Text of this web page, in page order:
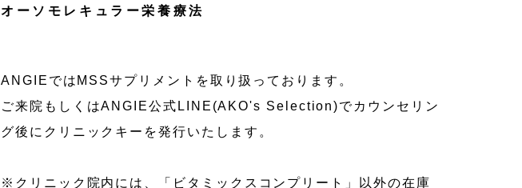
オーソモレキュラー栄養療法
ANGIEではMSSサプリメントを取り扱っております。
ご来院もしくはANGIE公式LINE(AKO's Selection)でカウンセリン
グ後にクリニックキーを発行いたします。
※クリニック院内には、「ビタミックスコンプリート」以外の在庫